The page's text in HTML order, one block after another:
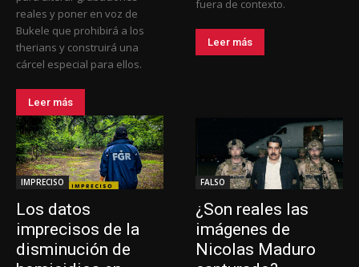
reales y poner en voz de
Bukele que prohibirá a los
therians y construirá una
cárcel especial para ellos.
Leer más
fuera de contexto.
Leer más
IMPRECISO
Los datos
imprecisos de la
disminución de
FALSO
¿Son reales las
imágenes de
Nicolas Maduro